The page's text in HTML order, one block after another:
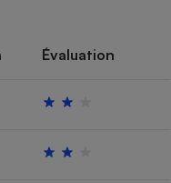
Évaluation